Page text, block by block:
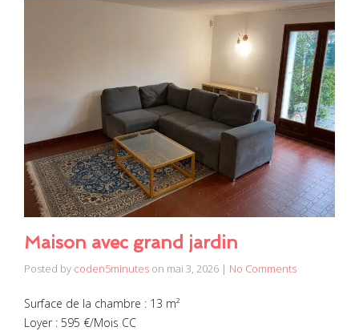
Maison avec grand jardin
Posted by coden5minutes on mai 3, 2026 | No Comments
Surface de la chambre : 13 m²
Loyer : 595 €/Mois CC